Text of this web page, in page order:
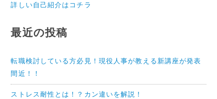
詳しい自己紹介はコチラ
最近の投稿
転職検討している方必見！現役人事が教える新講座が発表
間近！！
ストレス耐性とは！？カン違いを解説！